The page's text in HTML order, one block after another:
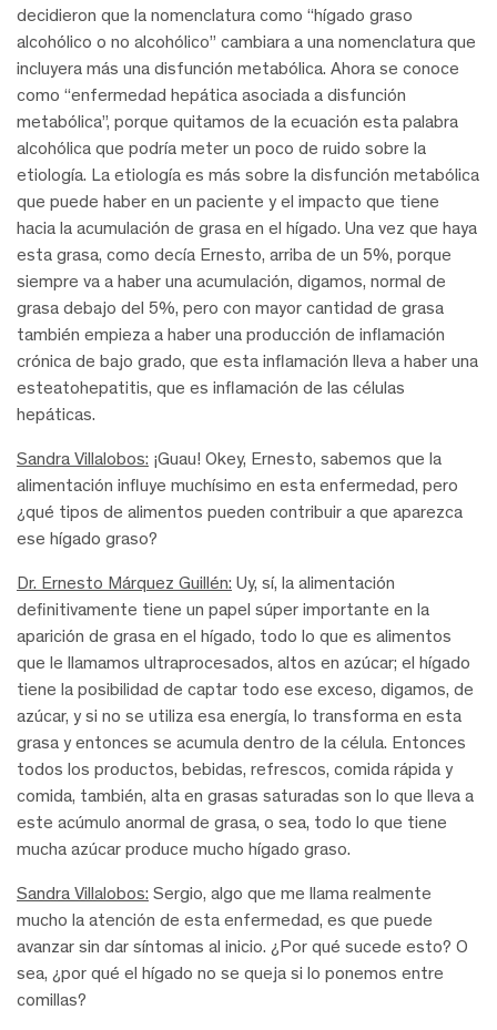
decidieron que la nomenclatura como “hígado graso
alcohólico o no alcohólico” cambiara a una nomenclatura que
incluyera más una disfunción metabólica. Ahora se conoce
como “enfermedad hepática asociada a disfunción
metabólica”, porque quitamos de la ecuación esta palabra
alcohólica que podría meter un poco de ruido sobre la
etiología. La etiología es más sobre la disfunción metabólica
que puede haber en un paciente y el impacto que tiene
hacia la acumulación de grasa en el hígado. Una vez que haya
esta grasa, como decía Ernesto, arriba de un 5%, porque
siempre va a haber una acumulación, digamos, normal de
grasa debajo del 5%, pero con mayor cantidad de grasa
también empieza a haber una producción de inflamación
crónica de bajo grado, que esta inflamación lleva a haber una
esteatohepatitis, que es inflamación de las células
hepáticas.
Sandra Villalobos: ¡Guau! Okey, Ernesto, sabemos que la
alimentación influye muchísimo en esta enfermedad, pero
¿qué tipos de alimentos pueden contribuir a que aparezca
ese hígado graso?
Dr. Ernesto Márquez Guillén: Uy, sí, la alimentación
definitivamente tiene un papel súper importante en la
aparición de grasa en el hígado, todo lo que es alimentos
que le llamamos ultraprocesados, altos en azúcar; el hígado
tiene la posibilidad de captar todo ese exceso, digamos, de
azúcar, y si no se utiliza esa energía, lo transforma en esta
grasa y entonces se acumula dentro de la célula. Entonces
todos los productos, bebidas, refrescos, comida rápida y
comida, también, alta en grasas saturadas son lo que lleva a
este acúmulo anormal de grasa, o sea, todo lo que tiene
mucha azúcar produce mucho hígado graso.
Sandra Villalobos: Sergio, algo que me llama realmente
mucho la atención de esta enfermedad, es que puede
avanzar sin dar síntomas al inicio. ¿Por qué sucede esto? O
sea, ¿por qué el hígado no se queja si lo ponemos entre
comillas?